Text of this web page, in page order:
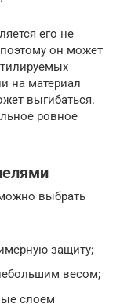
его не
он может
на материал
выгибаться.
ровное
выбрать
защиту;
весом;
слоем